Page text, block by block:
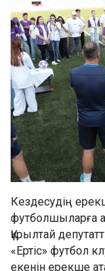
Кездесудің
футболшыларға
Құрылтай
«Ертіс» футбол
екенін ерекше